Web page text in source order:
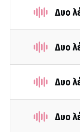
Δυο
Δυο
Δυο
Δυο